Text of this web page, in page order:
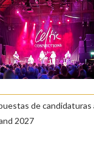
de candidaturas
2027